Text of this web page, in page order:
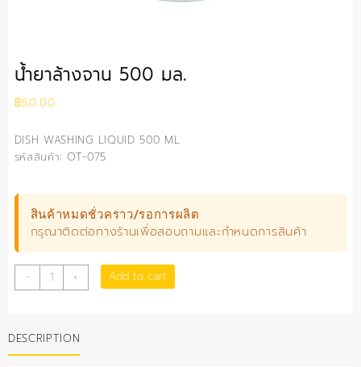
น้ำยาล้างจาน 500 มล.
฿50.00
DISH WASHING LIQUID 500 ML
รหัสสินค้า: OT-075
สินค้าหมดชั่วคราว/รอการผลิต
กรุณาติดต่อทางร้านเพื่อสอบถามและกำหนดการสินค้า
-
น้ำยา
ล้าง
มล.
quantity
+ Add to cart
DESCRIPTION